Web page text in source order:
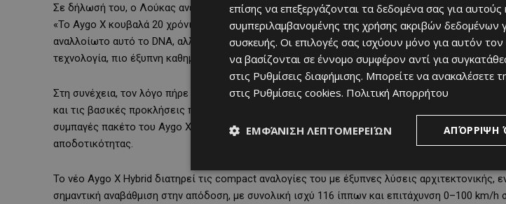
Σε δήλωσή του, ο Λούκας ανέφερε:
«Το Aygo X κουβαλά 20 χρόνια χαρακτήρα και “fun-to-drive”εμπειρία στην πόλη. Με το νέο
αναλλοίωτο αυτό το DNA, αλλά το ανεβάζουμε επίπεδο: λιγότερο CO₂, περισσότερη Aygo X
τεχνολογία, πιο έξυπνη καθημερινή χρήση και ακόμα μεγαλύτερη απόλαυση στην αστική
Στη συνέχεια, τον λόγο πήρε ο Άγγελος Λοϊζίδης, ProductManager, παρουσιάζοντας το
και τις βασικές προκλήσεις που αντιμετώπισαν οι ομάδες R&D: την ενσωμάτωση του
συμπαγές πακέτο του Aygo X, τη διατήρηση της ευελιξίας και της οδηγικής συμπεριφοράς, και
αποδοτικότητας.
Το νέο Aygo X Hybrid διατηρεί τις compact αναλογίες του με έξυπνες λύσεις
σημαντική αναβάθμιση στην απόδοση, με συνολική ισχύ 116 ίππων και επιτάχυνση 0–100 km/h
επίσης να επεξεργάζονται τα δεδομένα σας για
συμπεριλαμβανομένης της χρήσης ακριβών δεδομένων
συσκευής. Οι επιλογές σας ισχύουν μόνο για αυτόν
να βασίζονται σε έννομο συμφέρον αντί για
στις Ρυθμίσεις διαφήμισης. Μπορείτε να ανακαλέσετε
στις Ρυθμίσεις cookies. Πολιτική Απορρήτου
ΑΠΌΡΡΙΨΗ
ΕΜΦΆΝΙΣΗ ΛΕΠΤΟΜΕΡΕΙΏΝ